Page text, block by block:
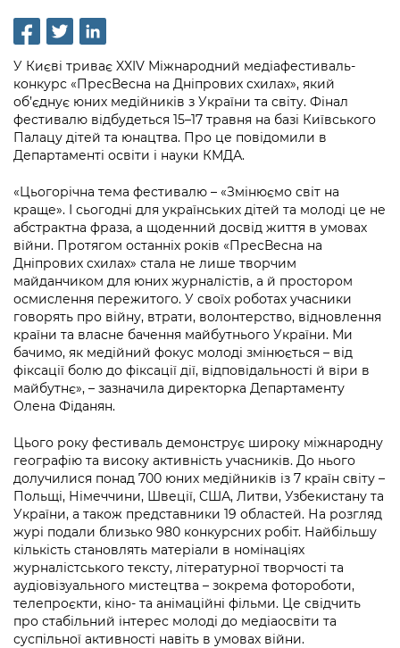
Проєкти розпоряджень, що
перебувають на погодженні КМВА
Рішення Київради
Контактна інформація
Вакансії
Статистика
Звернення громадян
Регуляторна діяльність
Промисловість і наука Києва
Підприємства, установи, організації
Kyiv International Relations
Річні звіти
Гендерна політика
Безбар'єрність
Київська міська військова адміністрація
Освіта та навчальні заклади
Навколишнє середовище міста
Містобудування та земельні ділянки
Культура, спорт, дозвілля
Бізнес та ліцензування
Фінанси та бюджет
Безпека та правопорядок
Ритуальні послуги
Іноземцям / For foreigners
Пам'ятки культурної спадщини
Безбар'єрність
Портал послуг
Міський застосунок Київ Цифровий
Важливе під час воєнного стану
Громадська експертиза
Консультації з громадськістю
Громадська рада
Петиції
Відкритий бюджет
Контактний центр
Допомога учасникам АТО
Рада з питань внутрішньо переміщених
осіб при Київській міській військовій
адміністрації
«Ініціатива «Партнерство «Відкритий
Уряд» – місцевий рівень»
Важливе під час воєнного стану
Інформація з обмеженим доступом
Подати запит онлайн
Проекти нормативно-правових та
інших актів
Питання і відповіді про публічну
інформацію
Порядок оскарження рішень, дій чи
бездіяльності розпорядників інформації
Звіти про опрацювання запитів на
публічну інформацію
Інформація для споживачів
Про відкриті дані
Портал даних Києва
Публічні дашборди
Медіагалерея
Підписатися на новини та анонси від
КМДА / Subscribe to announcements
from the KCSA
Порядок акредитації медіа /
Accreditation process
Подати журналістський запит /
Submitting a media request
Зйомки в лікарнях в умовах воєнного
стану / Rules for media coverage of
hospitals at work under martial law
Контакти для медіа / Contacts for mass
media
Портал Послуг
У Києві триває XXIV Міжнародний медіафестиваль-
конкурс «ПресВесна на Дніпрових схилах», який
об’єднує юних медійників з України та світу. Фінал
фестивалю відбудеться 15–17 травня на базі Київського
Палацу дітей та юнацтва. Про це повідомили в
Департаменті освіти і науки КМДА.
«Цьогорічна тема фестивалю – «Змінюємо світ на
краще». І сьогодні для українських дітей та молоді це не
абстрактна фраза, а щоденний досвід життя в умовах
війни. Протягом останніх років «ПресВесна на
Дніпрових схилах» стала не лише творчим
майданчиком для юних журналістів, а й простором
осмислення пережитого. У своїх роботах учасники
говорять про війну, втрати, волонтерство, відновлення
країни та власне бачення майбутнього України. Ми
бачимо, як медійний фокус молоді змінюється – від
фіксації болю до фіксації дії, відповідальності й віри в
майбутнє», – зазначила директорка Департаменту
Олена Фіданян.
Цього року фестиваль демонструє широку міжнародну
географію та високу активність учасників. До нього
долучилися понад 700 юних медійників із 7 країн світу –
Польщі, Німеччини, Швеції, США, Литви, Узбекистану та
України, а також представники 19 областей. На розгляд
журі подали близько 980 конкурсних робіт. Найбільшу
кількість становлять матеріали в номінаціях
журналістського тексту, літературної творчості та
аудіовізуального мистецтва – зокрема фотороботи,
телепроєкти, кіно- та анімаційні фільми. Це свідчить
про стабільний інтерес молоді до медіаосвіти та
суспільної активності навіть в умовах війни.